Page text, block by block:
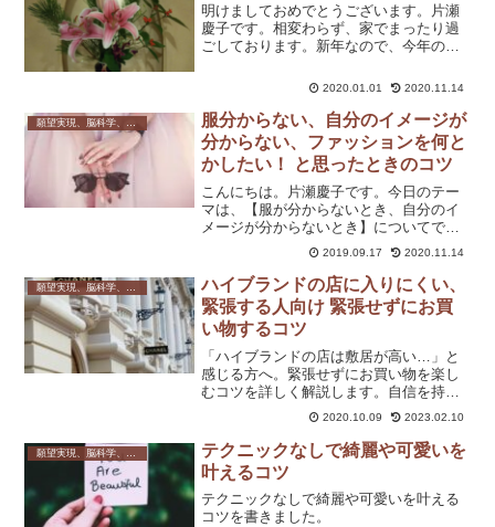
明けましておめでとうございます。片瀬
慶子です。相変わらず、家でまったり過
ごしております。新年なので、今年の願
幸せになるお客様からの嬉しい報告をた
LINE、電話できる関係...
2020.01.01 2020.11.14
願望実現、脳科学、心理学
服分からない、自分のイメージが
分からない、ファッションを何と
かしたい！ と思ったときのコツ
こんにちは。片瀬慶子です。今日のテー
マは、【服が分からないとき、自分のイ
メージが分からないとき】についてで
す。服が分からなかったり、自分のイメ
ージが分からないときは、自分の「好
き」センサーや、どうしていきたいか？
を「自分で選ぶ」「決める」...
2019.09.17 2020.11.14
願望実現、脳科学、心理学
ハイブランドの店に入りにくい、
緊張する人向け 緊張せずにお買
い物するコツ
「ハイブランドの店は敷居が高い…」と
感じる方へ。緊張せずにお買い物を楽し
むコツを詳しく解説します。自信を持っ
て入店し、理想的なものを買えるよう、
できることからチャレンジしてみてくだ
さいね。
2020.10.09 2023.02.10
テクニックなしで綺麗や可愛いを
叶えるコツ
テクニックなしで綺麗や可愛いを叶える
コツを書きました。